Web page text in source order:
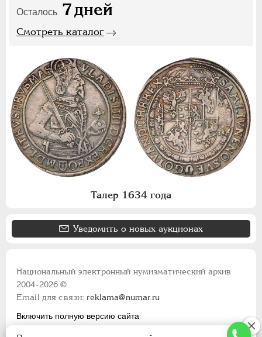
Осталось 7дней
Смотреть каталог
Талер 1634 года
Уведомить о новых аукционах
Национальный электронный нумизматический архив
2004-2026 ©
Email для связи:reklama@numar.ru
Включить полную версию сайта